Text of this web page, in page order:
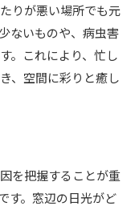
りが悪い場所でも元
ないものや、病虫害
。これにより、忙し
、空間に彩りと癒し
を把握することが重
す。窓辺の日光がど